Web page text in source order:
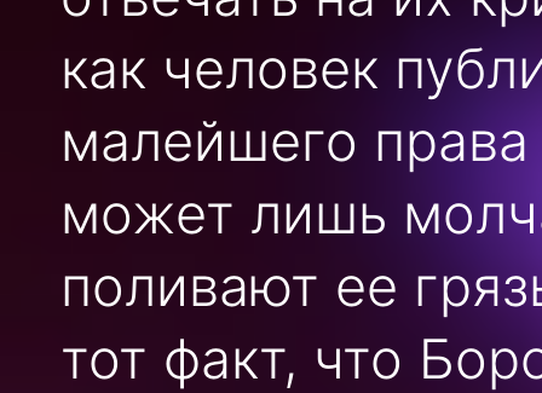
как человек
малейшего
может лишь
поливают ее
тот факт, что